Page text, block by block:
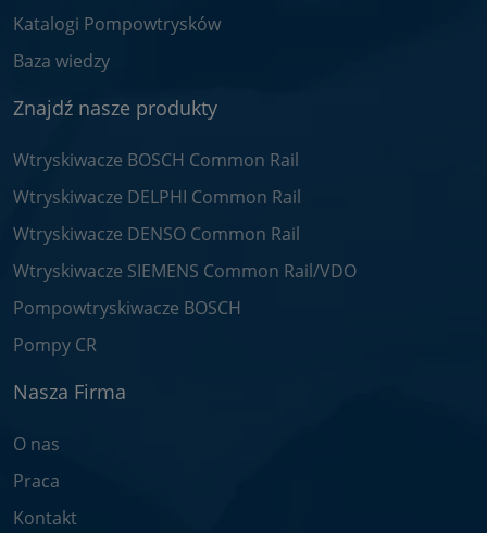
Katalogi Pompowtrysków
Baza wiedzy
Znajdź nasze produkty
Wtryskiwacze BOSCH Common Rail
Wtryskiwacze DELPHI Common Rail
Wtryskiwacze DENSO Common Rail
Wtryskiwacze SIEMENS Common Rail/VDO
Pompowtryskiwacze BOSCH
Pompy CR
Nasza Firma
O nas
Praca
Kontakt